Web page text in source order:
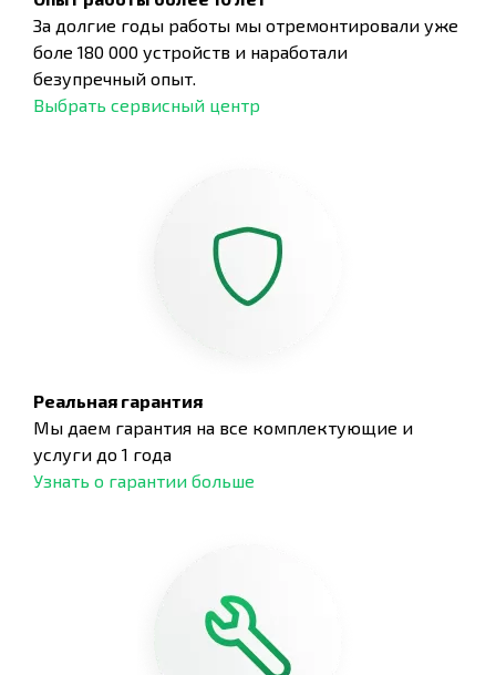
За долгие годы работы мы отремонтировали уже
боле 180 000 устройств и наработали
безупречный опыт.
Выбрать сервисный центр
Реальная гарантия
Мы даем гарантия на все комплектующие и
услуги до 1 года
Узнать о гарантии больше